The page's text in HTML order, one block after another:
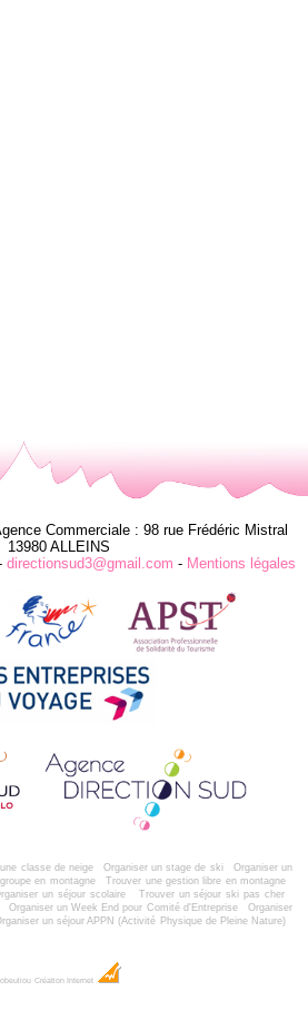
Commerciale : 98 rue Frédéric Mistral
13980 ALLEINS
directionsud3@gmail.com - Mentions légales
classe de neige Organiser un stage de ski
Organiser un
en montagne
Trouver une gestion libre en montagne
un séjour scolaire
Trouver un séjour ski pas cher
Organiser un Week End pour Comité d'Entreprise
Organiser
un séjour APPN (Activité Physique de Pleine Nature)
Création Internet